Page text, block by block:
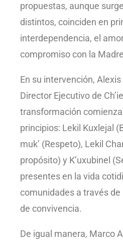
propuestas, aunque
distintos, coinciden en
interdependencia, el
compromiso con la
En su intervención,
Director Ejecutivo de
transformación
principios: Lekil Kuxlejal
muk’ (Respeto), Lekil
propósito) y K’uxubinel
presentes en la vida
comunidades a través
de convivencia.
De igual manera, Marco